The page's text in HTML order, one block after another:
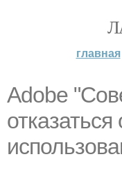
главная
Adobe